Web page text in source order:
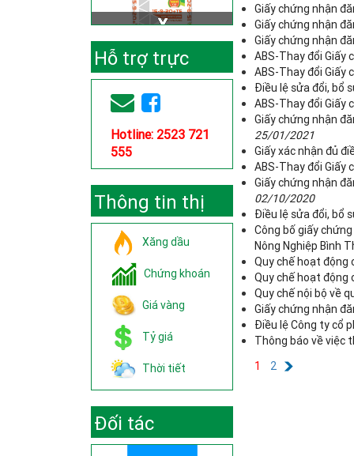
Hỗ trợ trực
tuyến
Hotline: 2523 721
555
Thông tin thị
trườngXăng dầu
Chứng khoán
Giá vàng
Tỷ giá
Thời tiết
Đối tác
Giấy chứng nhận
Giấy chứng nhận
Giấy chứng nhận
ABS-Thay đổi Giấy
ABS-Thay đổi Giấy
Điều lệ sửa đổi, bổ
ABS-Thay đổi Giấy
Giấy chứng nhận
25/01/2021
Giấy xác nhận đủ
ABS-Thay đổi Giấy
Giấy chứng nhận
02/10/2020
Điều lệ sửa đổi, bổ
Công bố giấy
Nông Nghiệp Bình
Quy chế hoạt động
Quy chế hoạt động
Quy chế nội bộ về
Giấy chứng nhận
Điều lệ Công ty cổ
Thông báo về việc
1
2